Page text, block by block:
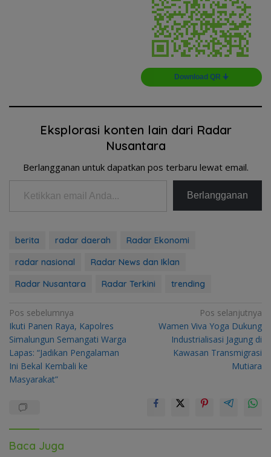
Download QR 🠋
Eksplorasi konten lain dari Radar
Nusantara
Berlangganan untuk dapatkan pos terbaru lewat email.
Ketikkan email Anda...
Berlangganan
berita radar daerah
Radar Ekonomi
radar nasional
Radar News dan Iklan
Radar Nusantara
Radar Terkini trending
Navigasi
pos
Pos sebelumnya
Ikuti Panen Raya, Kapolres
Simalungun Semangati Warga
Lapas: “Jadikan Pengalaman
Ini Bekal Kembali ke
Masyarakat”
Pos selanjutnya
Wamen Viva Yoga Dukung
Industrialisasi Jagung di
Kawasan Transmigrasi
Mutiara
Baca Juga